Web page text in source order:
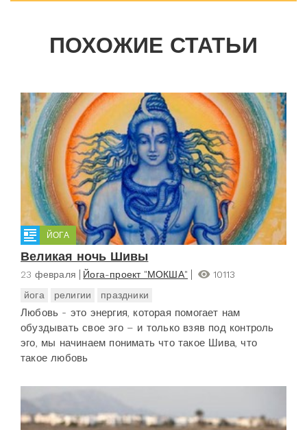
ПОХОЖИЕ СТАТЬИ
ЙОГА
Великая ночь Шивы
23 февраля Йога-проект "МОКША"
10113
йога
религии праздники
Любовь - это энергия, которая помогает нам
обуздывать свое эго – и только взяв под контроль
эго, мы начинаем понимать что такое Шива, что
такое любовь